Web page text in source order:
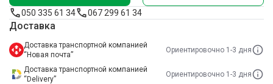
050 335 61 34
067 299 61 34
Доставка
Доставка транспортной компанией
“Новая почта”
Ориентировочно 1-3 дня
Доставка транспортной компанией
“Delivery”
Ориентировочно 1-3 дня